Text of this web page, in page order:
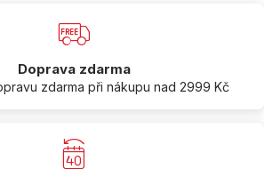
Doprava zdarma
zdarma při nákupu nad 2999 Kč